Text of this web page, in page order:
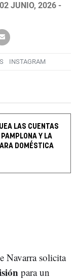
JUNIO, 2026 -
INSTAGRAM
LAS CUENTAS
Y LA
DOMÉSTICA
Navarra solicita
para un